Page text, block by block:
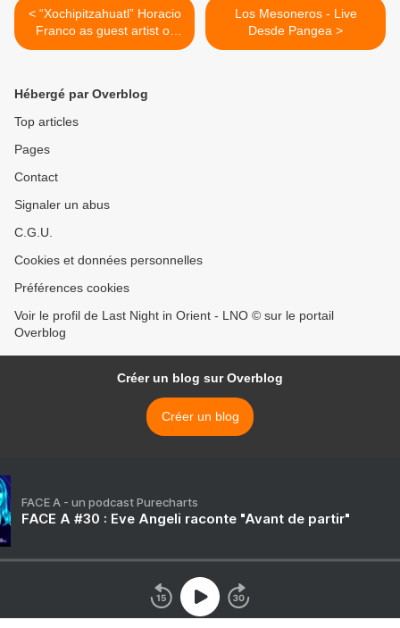
< “Xochipitzahuatl” Horacio
Franco as guest artist of
Jxel and the Elephants
Los Mesoneros - Live
Desde Pangea >
Hébergé par Overblog
Top articles
Pages
Contact
Signaler un abus
C.G.U.
Cookies et données personnelles
Préférences cookies
Voir le profil de Last Night in Orient - LNO © sur le portail
Overblog
Créer un blog sur Overblog
Créer un blog
FACE A - un podcast Purecharts
FACE A #30 : Eve Angeli raconte "Avant de partir"